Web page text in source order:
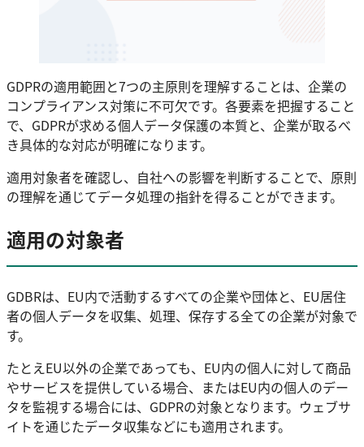
GDPRの適用範囲と7つの主原則を理解することは、企業の
コンプライアンス対策に不可欠です。各要素を把握すること
で、GDPRが求める個人データ保護の本質と、企業が取るべ
き具体的な対応が明確になります。
適用対象者を確認し、自社への影響を判断することで、原則
の理解を通じてデータ処理の指針を得ることができます。
適用の対象者
GDBRは、EU内で活動するすべての企業や団体と、EU居住
者の個人データを収集、処理、保存する全ての企業が対象で
す。
たとえEU以外の企業であっても、EU内の個人に対して商品
やサービスを提供している場合、またはEU内の個人のデー
タを監視する場合には、GDPRの対象となります。ウェブサ
イトを通じたデータ収集などにも適用されます。